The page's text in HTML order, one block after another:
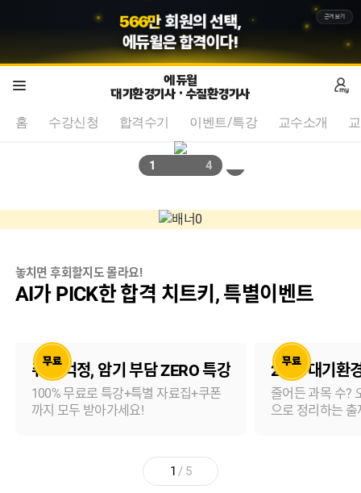
587만 회원의 선택,
에듀윌은 합격이다!
근거보기
에듀윌
대기환경기사 · 수질환경기사
홈
수강신청 합격수기 이벤트/특강 교수소개
1 4
놓치면 후회할지도 몰라요!
AI가 PICK한 합격 치트키, 특별이벤트
취업 걱정, 암기 부담 ZERO 특강
100% 무료로 특강+특별 자료집+쿠폰
까지 모두 받아가세요!
2026 대기환
줄어든 과목 수?
으로 정리하는
1 / 5